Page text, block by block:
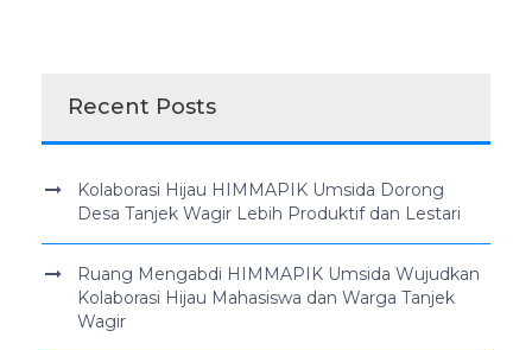
Recent Posts
Kolaborasi Hijau HIMMAPIK Umsida Dorong
Desa Tanjek Wagir Lebih Produktif dan Lestari
Ruang Mengabdi HIMMAPIK Umsida Wujudkan
Kolaborasi Hijau Mahasiswa dan Warga Tanjek
Wagir